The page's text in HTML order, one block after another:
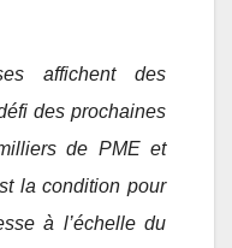
affichent des
des prochaines
de PME et
la condition pour
à l’échelle du